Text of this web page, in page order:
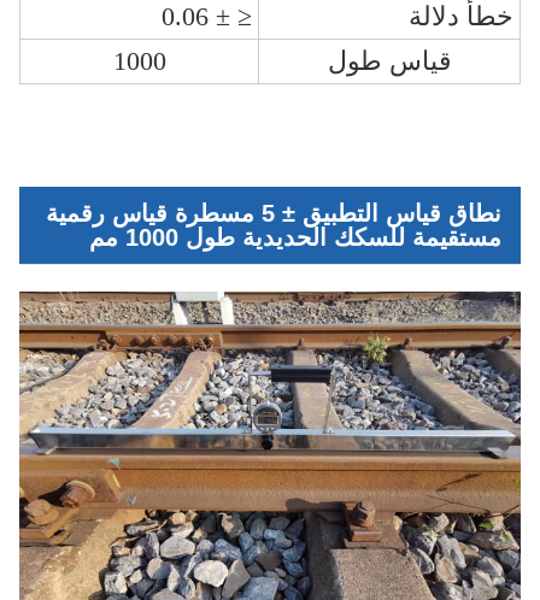
خطأ دلالة
≤ ± 0.06
قياس طول
1000
نطاق قياس التطبيق ± 5 مسطرة قياس رقمية
مستقيمة للسكك الحديدية طول 1000 مم